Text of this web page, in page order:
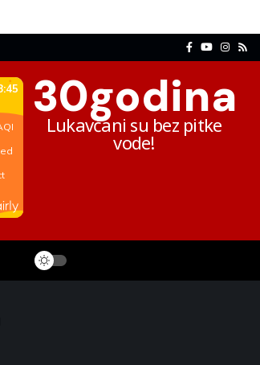
30godina
Lukavčani su bez pitke
vode!